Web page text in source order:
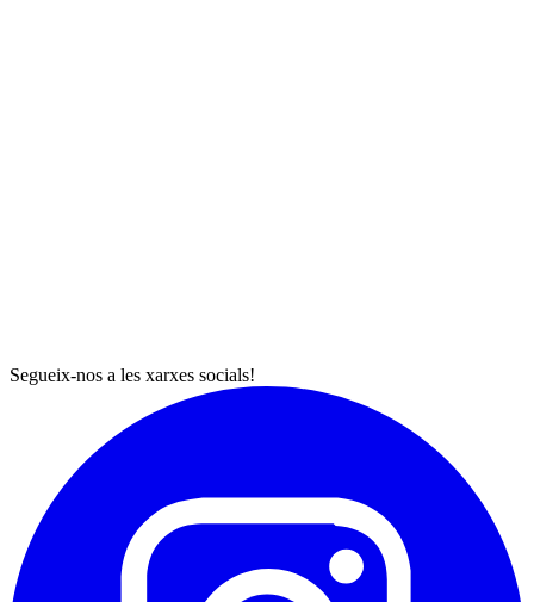
Segueix-nos a les xarxes socials!